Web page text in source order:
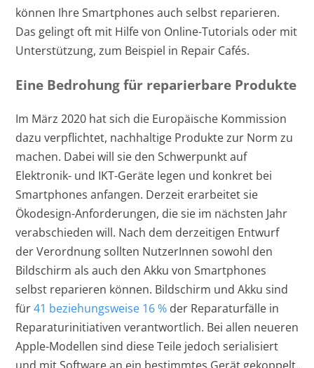
können Ihre Smartphones auch selbst reparieren.
Das gelingt oft mit Hilfe von Online-Tutorials oder mit
Unterstützung, zum Beispiel in Repair Cafés.
Eine Bedrohung für reparierbare Produkte
Im März 2020 hat sich die Europäische Kommission
dazu verpflichtet, nachhaltige Produkte zur Norm zu
machen. Dabei will sie den Schwerpunkt auf
Elektronik- und IKT-Geräte legen und konkret bei
Smartphones anfangen. Derzeit erarbeitet sie
Ökodesign-Anforderungen, die sie im nächsten Jahr
verabschieden will. Nach dem derzeitigen Entwurf
der Verordnung sollten NutzerInnen sowohl den
Bildschirm als auch den Akku von Smartphones
selbst reparieren können. Bildschirm und Akku sind
für41 beziehungsweise 16 %der Reparaturfälle in
Reparaturinitiativen verantwortlich. Bei allen neueren
Apple-Modellen sind diese Teile jedoch serialisiert